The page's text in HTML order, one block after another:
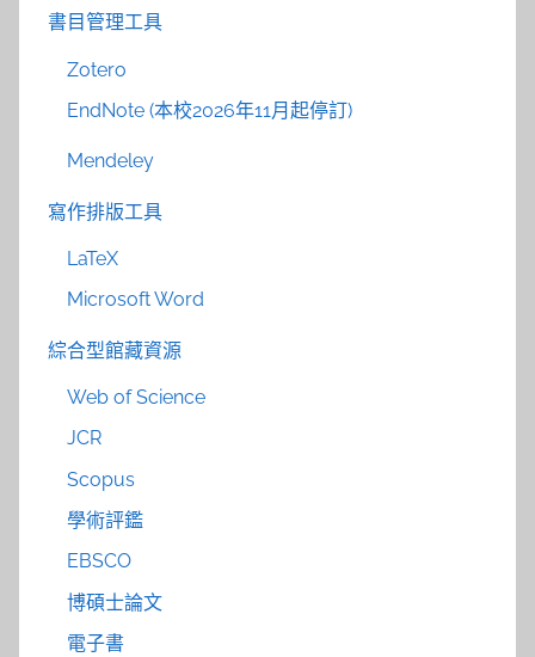
書目管理工具
Zotero
EndNote (本校2026年11月起停訂)
Mendeley
寫作排版工具
LaTeX
Microsoft Word
綜合型館藏資源
Web of Science
JCR
Scopus
學術評鑑
EBSCO
博碩士論文
電子書